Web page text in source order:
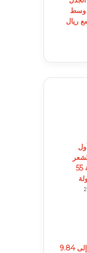
وسط
ريال
العربي بمشاركة 55
أرباح شل تقفز إلى 9.84